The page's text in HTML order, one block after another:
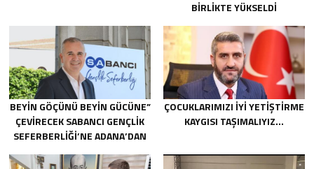
BIRLIKTE YÜKSELDI
BEYIN GÖÇÜNÜ BEYIN GÜCÜNE”
ÇEVIRECEK SABANCI GENÇLIK
SEFERBERLIĞI’NE ADANA’DAN
ÇOCUKLARIMIZI İYİ YETİŞTİRME
KAYGISI TAŞIMALIYIZ…